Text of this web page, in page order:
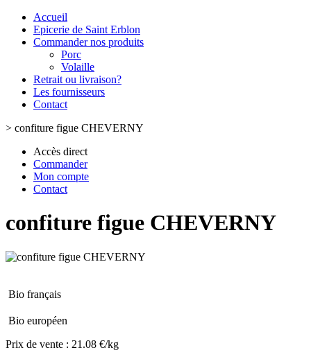
Accueil
Epicerie de Saint Erblon
Commander nos produits
Porc
Volaille
Retrait ou livraison?
Les fournisseurs
Contact
> confiture figue CHEVERNY
Accès direct
Commander
Mon compte
Contact
confiture figue CHEVERNY
Bio français
Bio européen
Prix de vente : 21.08 €/kg